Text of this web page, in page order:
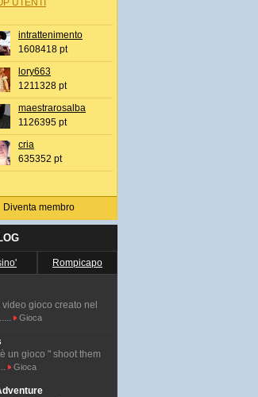
UTENTI
intrattenimento
1608418 pt
lory663
1211328 pt
maestrarosalba
1126395 pt
cria
635352 pt
Diventa membro
Rompicapo
gioco creato nel
Gioca
un gioco " shoot them
Gioca